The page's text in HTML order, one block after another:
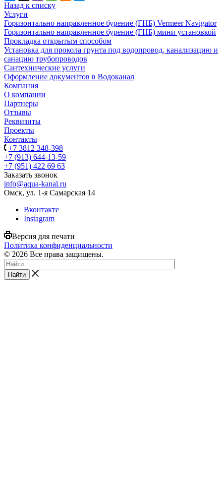
Назад к списку
Услуги
Горизонтально направленное бурение (ГНБ) Vermeer Navigator
Горизонтально направленное бурение (ГНБ) мини установкой
Прокладка открытым способом
Установка для прокола грунта под водопровод, канализацию и
санацию трубопроводов
Сантехнические услуги
Оформление документов в Водоканал
Компания
О компании
Партнеры
Отзывы
Реквизиты
Проекты
Контакты
+7 3812 348-398
+7 (913) 644-13-59
+7 (951) 422 69 63
Заказать звонок
info@aqua-kanal.ru
Омск, ул. 1-я Самарская 14
Вконтакте
Instagram
Версия для печати
Политика конфиденциальности
© 2026 Все права защищены.
Найти